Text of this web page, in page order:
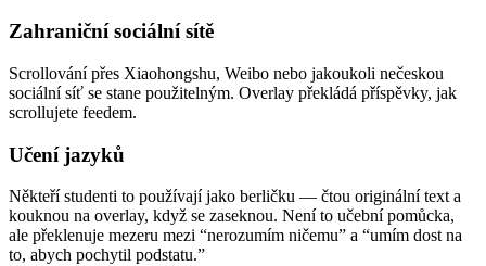
Zahraniční sociální sítě
Scrollování přes Xiaohongshu, Weibo nebo jakoukoli nečeskou
sociální síť se stane použitelným. Overlay překládá příspěvky, jak
scrollujete feedem.
Učení jazyků
Někteří studenti to používají jako berličku — čtou originální text a
kouknou na overlay, když se zaseknou. Není to učební pomůcka,
ale překlenuje mezeru mezi “nerozumím ničemu” a “umím dost na
to, abych pochytil podstatu.”